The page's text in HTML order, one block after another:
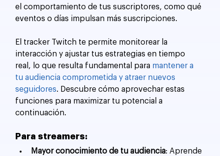
el comportamiento de tus suscriptores, como qué
eventos o días impulsan más suscripciones.
El tracker Twitch te permite monitorear la
interacción y ajustar tus estrategias en tiempo
real, lo que resulta fundamental para mantener a
tu audiencia comprometida y atraer nuevos
seguidores. Descubre cómo aprovechar estas
funciones para maximizar tu potencial a
continuación.
Para streamers:
Mayor conocimiento de tu audiencia: Aprende